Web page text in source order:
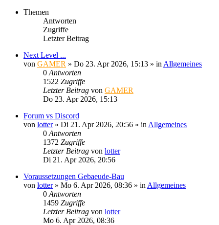
Themen
Antworten
Zugriffe
Letzter Beitrag
Next Level ...
von GAMER » Do 23. Apr 2026, 15:13 » in Allgemeines
0 Antworten
1522 Zugriffe
Letzter Beitrag von GAMER
Do 23. Apr 2026, 15:13
Forum vs Discord
von lotter» Di 21. Apr 2026, 20:56 » in Allgemeines
0 Antworten
1372 Zugriffe
Letzter Beitrag von lotter
Di 21. Apr 2026, 20:56
Voraussetzungen Gebaeude-Bau
von lotter» Mo 6. Apr 2026, 08:36 » in Allgemeines
0 Antworten
1459 Zugriffe
Letzter Beitrag von lotter
Mo 6. Apr 2026, 08:36